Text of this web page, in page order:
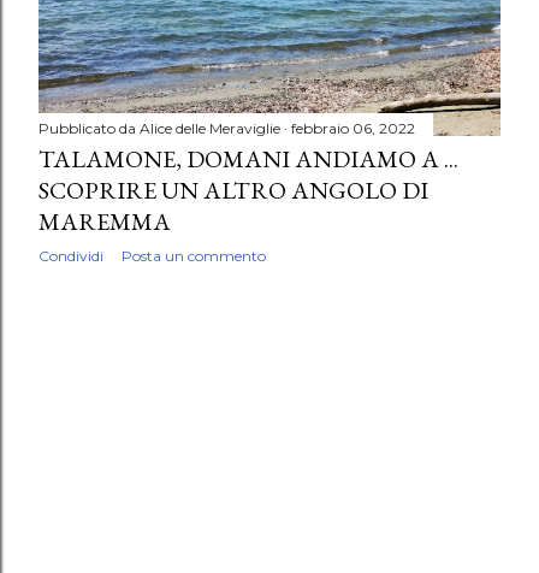
Pubblicato da Alice delle Meraviglie febbraio 06, 2022
TALAMONE, DOMANI ANDIAMO A ...
SCOPRIRE UN ALTRO ANGOLO DI
MAREMMA
Condividi Posta un commento